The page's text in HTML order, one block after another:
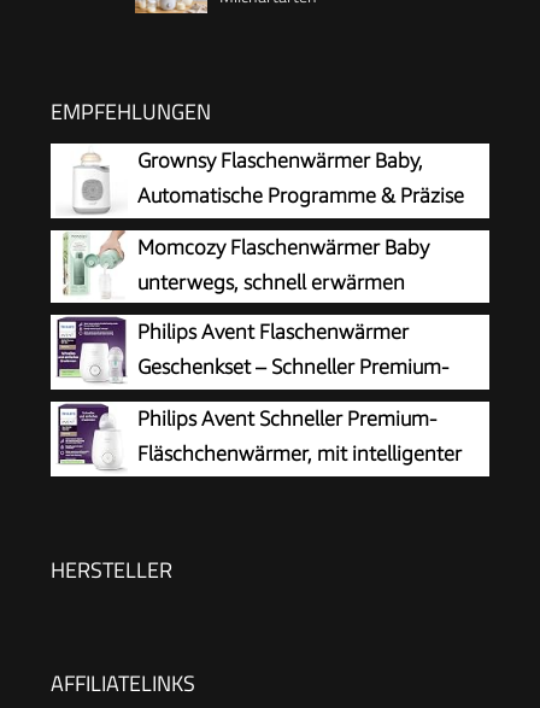
EMPFEHLUNGEN
Grownsy Flaschenwärmer Baby,
Automatische Programme & Präzise
Temperatur
Momcozy Flaschenwärmer Baby
unterwegs, schnell erwärmen
Philips Avent Flaschenwärmer
Geschenkset – Schneller Premium-
Flaschenwärmer und Natural Response
Babyflasche, intelligente Temperaturregelung,
automatische Abschaltung, Auftaufunktion,
Philips Avent Schneller Premium-
Fläschchenwärmer, mit intelligenter
Abschaltung, Modell SCF358/00
HERSTELLER
AFFILIATELINKS